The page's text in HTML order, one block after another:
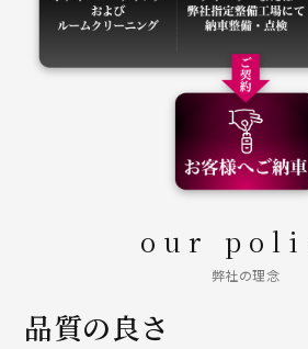
弊社の理念
our
品質の良さ